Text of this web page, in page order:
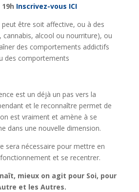
Inscrivez-vous ICI
peut être soit affective, ou à des
cannabis, alcool ou nourriture), ou
des comportements addictifs
des comportements
est un déjà un pas vers la
et le reconnaître permet de
est vraiment et amène à se
dans une nouvelle dimension.
sera nécessaire pour mettre en
et se recentrer.
mieux on agit pour Soi, pour
et les Autres.